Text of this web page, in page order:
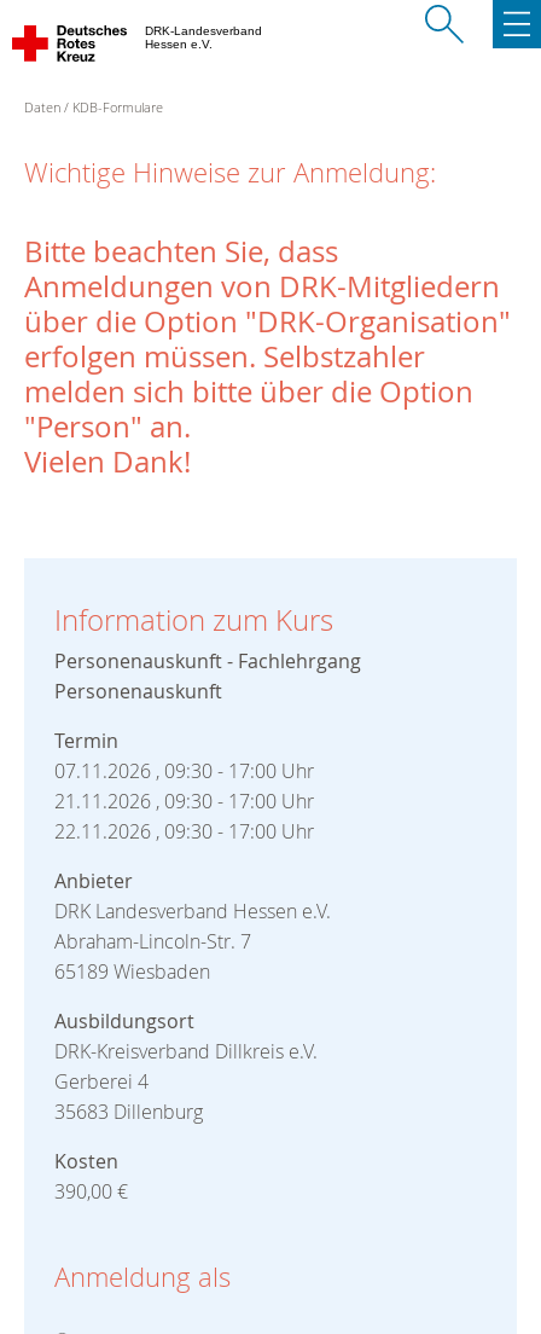
DRK-Landesverband
Hessen e.V.
Daten KDB-Formulare
Wichtige Hinweise zur Anmeldung:
Bitte beachten Sie, dass
Anmeldungen von DRK-Mitgliedern
über die Option "DRK-Organisation"
erfolgen müssen. Selbstzahler
melden sich bitte über die Option
"Person" an.
Vielen Dank!
Information zum Kurs
Personenauskunft - Fachlehrgang
Personenauskunft
Termin
07.11.2026 , 09:30 - 17:00 Uhr
21.11.2026 , 09:30 - 17:00 Uhr
22.11.2026 , 09:30 - 17:00 Uhr
Anbieter
DRK Landesverband Hessen e.V.
Abraham-Lincoln-Str. 7
65189 Wiesbaden
Ausbildungsort
DRK-Kreisverband Dillkreis e.V.
Gerberei 4
35683 Dillenburg
Kosten
390,00 €
Anmeldung als